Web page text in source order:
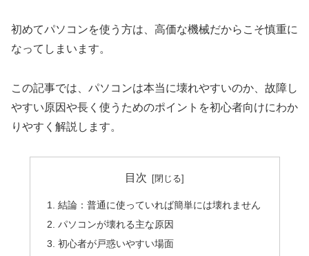
初めてパソコンを使う方は、高価な機械だからこそ慎重に
なってしまいます。
この記事では、パソコンは本当に壊れやすいのか、故障し
やすい原因や長く使うためのポイントを初心者向けにわか
りやすく解説します。
目次
結論：普通に使っていれば簡単には壊れません
パソコンが壊れる主な原因
初心者が戸惑いやすい場面